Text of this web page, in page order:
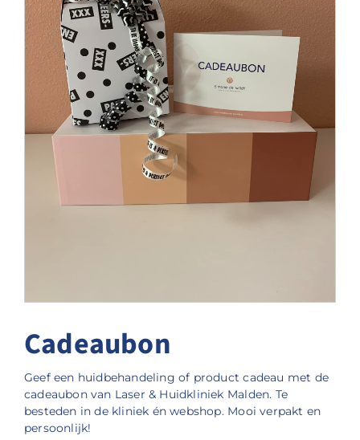
Cadeaubon
Geef een huidbehandeling of product cadeau met de
cadeaubon van Laser & Huidkliniek Malden. Te
besteden in de kliniek én webshop. Mooi verpakt en
persoonlijk!